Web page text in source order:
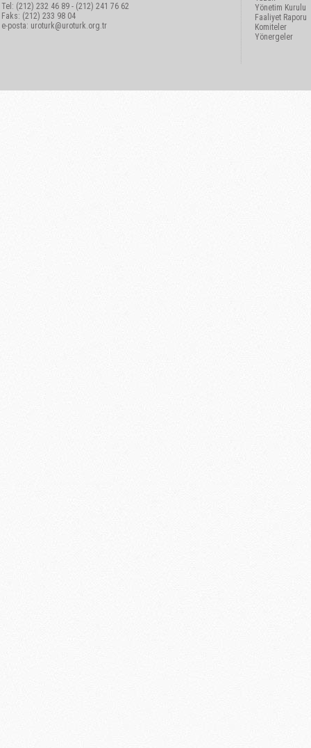
Tel: (212) 232 46 89 - (212) 241 76 62
Faks: (212) 233 98 04
e-posta: uroturk@uroturk.org.tr
Yönetim Kurulu
Faaliyet Raporu
Komiteler
Yönergeler